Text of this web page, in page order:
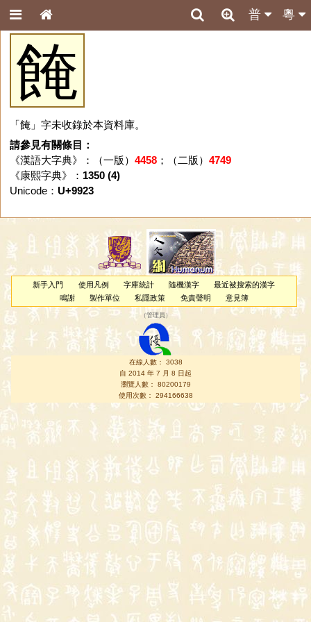
粵
普
餣
「餣」字未收錄於本資料庫。
請參見有關條目：
《漢語大字典》：（一版） 4458；（二版） 4749
《康熙字典》： 1350 (4)
Unicode： U+9923
新手入門 使用凡例 字庫統計 隨機漢字
最近被搜索的漢字
鳴謝
製作單位 私隱政策 免責聲明 意見簿
（管理員 ）
在線人數： 3038
自 2014 年 7 月 8 日起
瀏覽人數： 80200179
使用次數： 294166638